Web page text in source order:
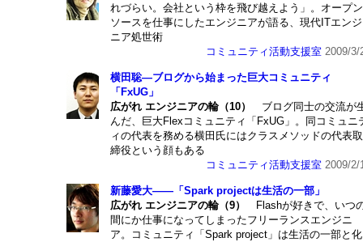
れづらい。会社という枠を飛び越えよう」。オープン
ソースを仕事にしたエンジニアが語る、現代ITエンジ
ニア処世術
コミュニティ活動支援室 2009/3/
横田聡―ブログから始まった巨大コミュニティ
「FxUG」
広がれ エンジニアの輪（10） ブログ同士の交流が
んだ、巨大Flexコミュニティ「FxUG」。同コミュニ
ィの代表を務める横田氏にはクラスメソッドの代表取
締役という顔もある
コミュニティ活動支援室 2009/2/
新藤愛大――「Spark projectは生活の一部」
広がれ エンジニアの輪（9）
Flashが好きで、いつ
間にか仕事になってしまったフリーランスエンジニ
ア。コミュニティ「Spark project」は生活の一部と化